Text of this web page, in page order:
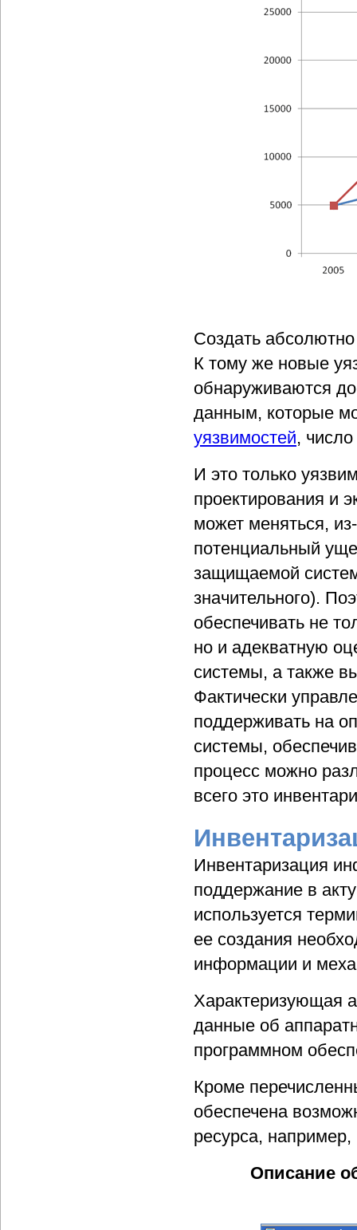
Создать
К тому же новые
обнаруживаются
данным, которые
уязвимостей,
И это только
проектирования и
может меняться,
потенциальный
защищаемой
значительного).
обеспечивать не
но и адекватную
системы, а также
Фактически
поддерживать на
системы,
процесс можно
всего это
Инвентаризация
поддержание в
используется
ее создания
информации и
Характеризующая
данные об
программном
Кроме
обеспечена
ресурса, например,
Описание